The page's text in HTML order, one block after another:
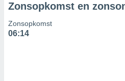
Zonsopkomst en
Zonsopkomst
06:14